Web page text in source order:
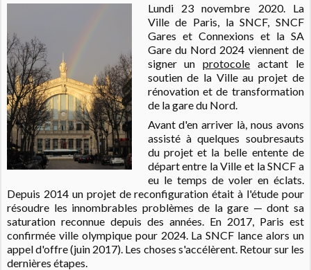
Lundi 23 novembre 2020. La
Ville de Paris, la SNCF, SNCF
Gares et Connexions et la SA
Gare du Nord 2024 viennent de
signer unprotocole actant le
soutien de la Ville au projet de
rénovation et de transformation
de la gare du Nord.
Avant d'en arriver là, nous avons
assisté à quelques soubresauts
du projet et la belle entente de
départ entre la Ville et la SNCF a
eu le temps de voler en éclats.
Depuis 2014 un projet de reconfiguration était à l'étude pour
résoudre les innombrables problèmes de la gare — dont sa
saturation reconnue depuis des années. En 2017, Paris est
confirmée ville olympique pour 2024. La SNCF lance alors un
appel d'offre (juin 2017). Les choses s'accélèrent. Retour sur les
dernières étapes.